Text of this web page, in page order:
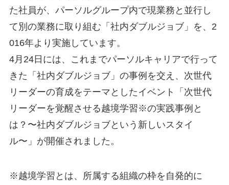
た社員が、パーソルグループ内で現業務と並行し
て別の業務に取り組む「社内ダブルジョブ」を、2
016年より実施しています。
4月24日には、これまでパーソルキャリアで行って
きた「社内ダブルジョブ」の事例を交え、次世代
リーダーの育成をテーマとしたイベント「次世代
リーダーを覚醒させる越境学習※の実践事例と
は？〜社内ダブルジョブという新しいスタイ
ル〜」が開催されました。
※越境学習とは、所属する組織の枠を自発的に